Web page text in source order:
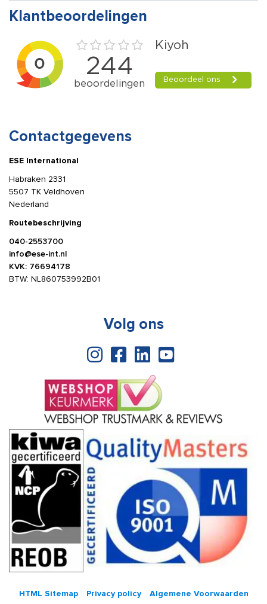
Klantbeoordelingen
Contactgegevens
ESE International
Habraken 2331
5507 TK Veldhoven
Nederland
Routebeschrijving
040-2553700
info@ese-int.nl
KVK: 76694178
BTW: NL860753992B01
Volg ons
HTML Sitemap Privacy policy Algemene Voorwaarden